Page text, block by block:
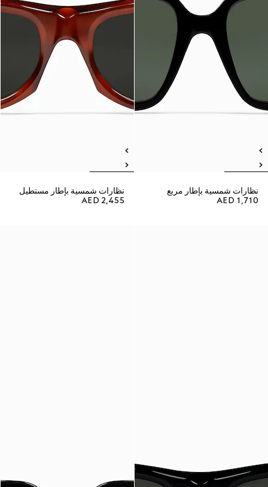
نظارات شمسية بإطار مربع
AED 1,710
نظارات شمسية بإطار مستطيل
AED 2,455